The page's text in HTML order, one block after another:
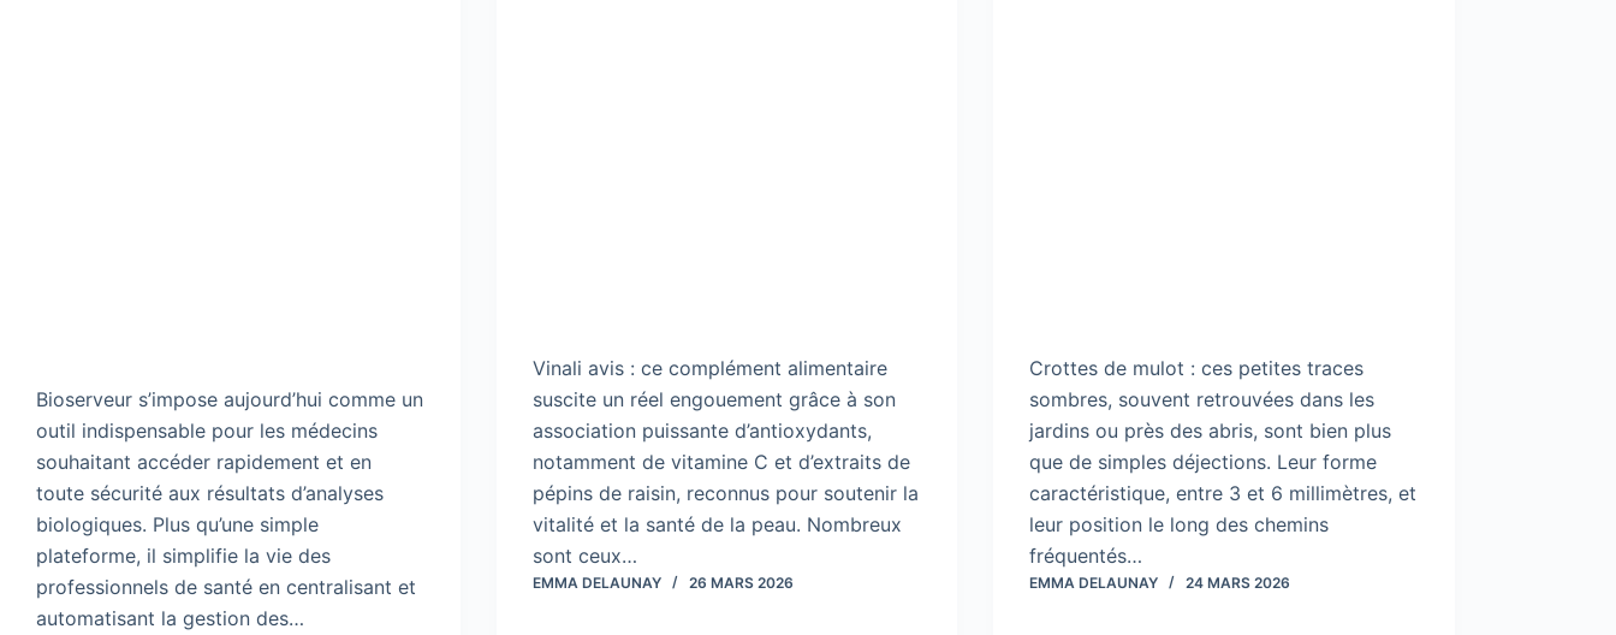
Bioserveur s’impose aujourd’hui comme un
outil indispensable pour les médecins
souhaitant accéder rapidement et en
toute sécurité aux résultats d’analyses
biologiques. Plus qu’une simple
plateforme, il simplifie la vie des
professionnels de santé en centralisant et
automatisant la gestion des…
Vinali avis : ce complément alimentaire
suscite un réel engouement grâce à son
association puissante d’antioxydants,
notamment de vitamine C et d’extraits de
pépins de raisin, reconnus pour soutenir la
vitalité et la santé de la peau. Nombreux
sont ceux…
EMMA DELAUNAY 26 MARS 2026
Crottes de mulot : ces petites traces
sombres, souvent retrouvées dans les
jardins ou près des abris, sont bien plus
que de simples déjections. Leur forme
caractéristique, entre 3 et 6 millimètres, et
leur position le long des chemins
fréquentés…
EMMA DELAUNAY 24 MARS 2026